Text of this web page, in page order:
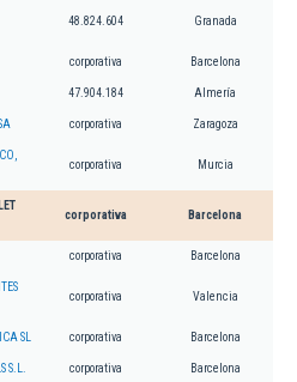
48.824.604 Granada
corporativa Barcelona
47.904.184 Almería
corporativa Zaragoza
corporativa Murcia
corporativa Barcelona
corporativa Barcelona
corporativa Valencia
SL corporativa Barcelona
S.L. corporativa Barcelona